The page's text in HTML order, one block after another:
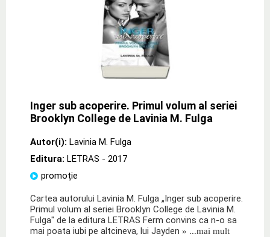
Inger sub acoperire. Primul volum al seriei
Brooklyn College de Lavinia M. Fulga
Autor(i): Lavinia M. Fulga
Editura: LETRAS - 2017
promoție
Cartea autorului Lavinia M. Fulga „Inger sub acoperire.
Primul volum al seriei Brooklyn College de Lavinia M.
Fulga" de la editura LETRAS Ferm convins ca n-o sa
mai poata iubi pe altcineva, lui Jayden » ...mai mult